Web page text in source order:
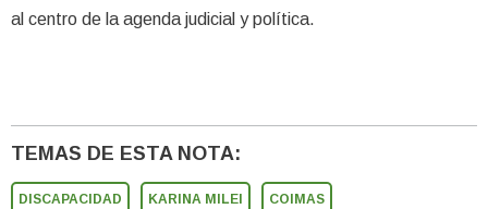
al centro de la agenda judicial y política.
TEMAS DE ESTA NOTA:
DISCAPACIDAD KARINA MILEI COIMAS